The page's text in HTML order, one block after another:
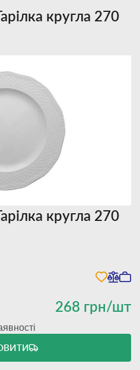
кругла 270
кругла 270
268 грн/шт